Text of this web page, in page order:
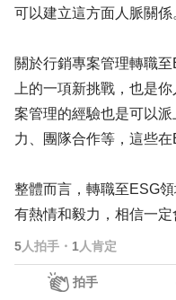
可以建立這方面人脈關係
關於行銷專案管理轉職
上的一項新挑戰，也是
案管理的經驗也是可以
力、團隊合作等，這些在
整體而言，轉職至ESG
有熱情和毅力，相信一定
5人拍手 ・ 1 人肯定
拍手